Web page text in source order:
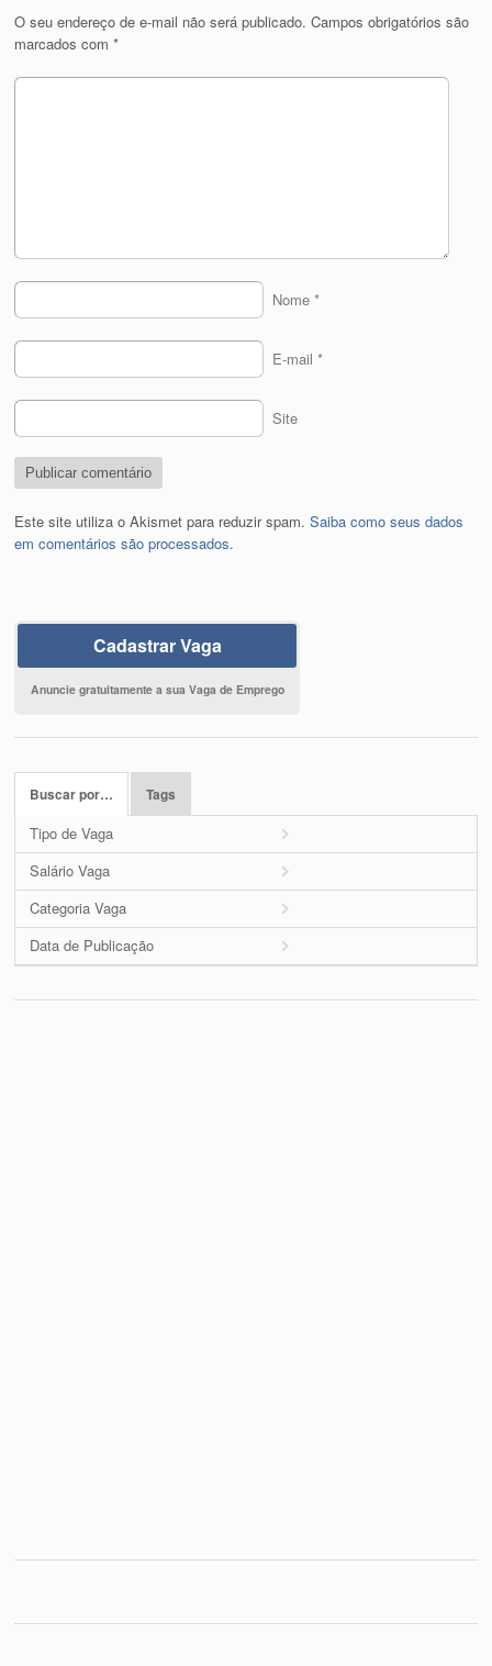
O seu endereço de e-mail não será publicado. Campos obrigatórios são
marcados com*
Nome *
E-mail *
Site
Este site utiliza o Akismet para reduzir spam.Saiba como seus dados
em comentários são processados.
Cadastrar Vaga
Anuncie gratuitamente a sua Vaga de Emprego
Buscar por… Tags
Tipo de Vaga
Salário Vaga
Categoria Vaga
Data de Publicação